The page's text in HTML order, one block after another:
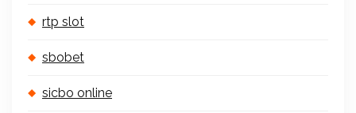
rtp slot
sbobet
sicbo online